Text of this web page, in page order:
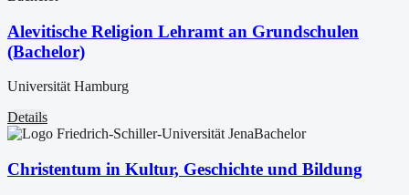
Alevitische Religion Lehramt an Grundschulen
(Bachelor)
Universität Hamburg
Details
Bachelor
Christentum in Kultur, Geschichte und Bildung